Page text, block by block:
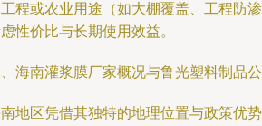
程或农业用途（如大棚覆盖、工程防
性价比与长期使用效益。
海南灌浆膜厂家概况与鲁光塑料制品
地区凭借其独特的地理位置与政策优